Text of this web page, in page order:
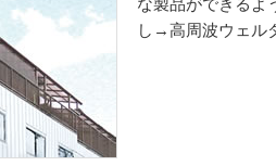
な製品ができる
し→高周波ウェル